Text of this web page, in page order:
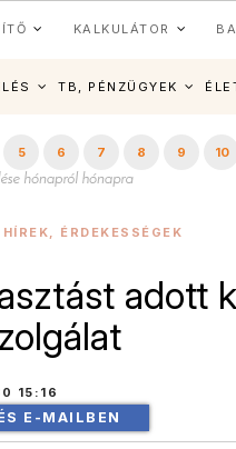
KALKULÁTOR
TB, PÉNZÜGYEK
5 6 7 8 9 10
HÍREK, ÉRDEKESSÉGEK
adott
15:16
E-MAILBEN